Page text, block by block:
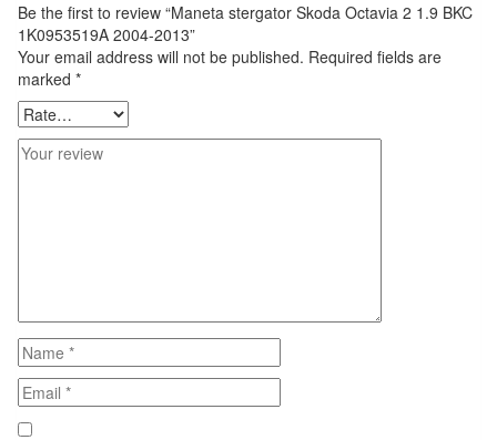
Be the first to review “Maneta stergator Skoda Octavia 2 1.9 BKC
1K0953519A 2004-2013”
Your email address will not be published. Required fields are
marked *